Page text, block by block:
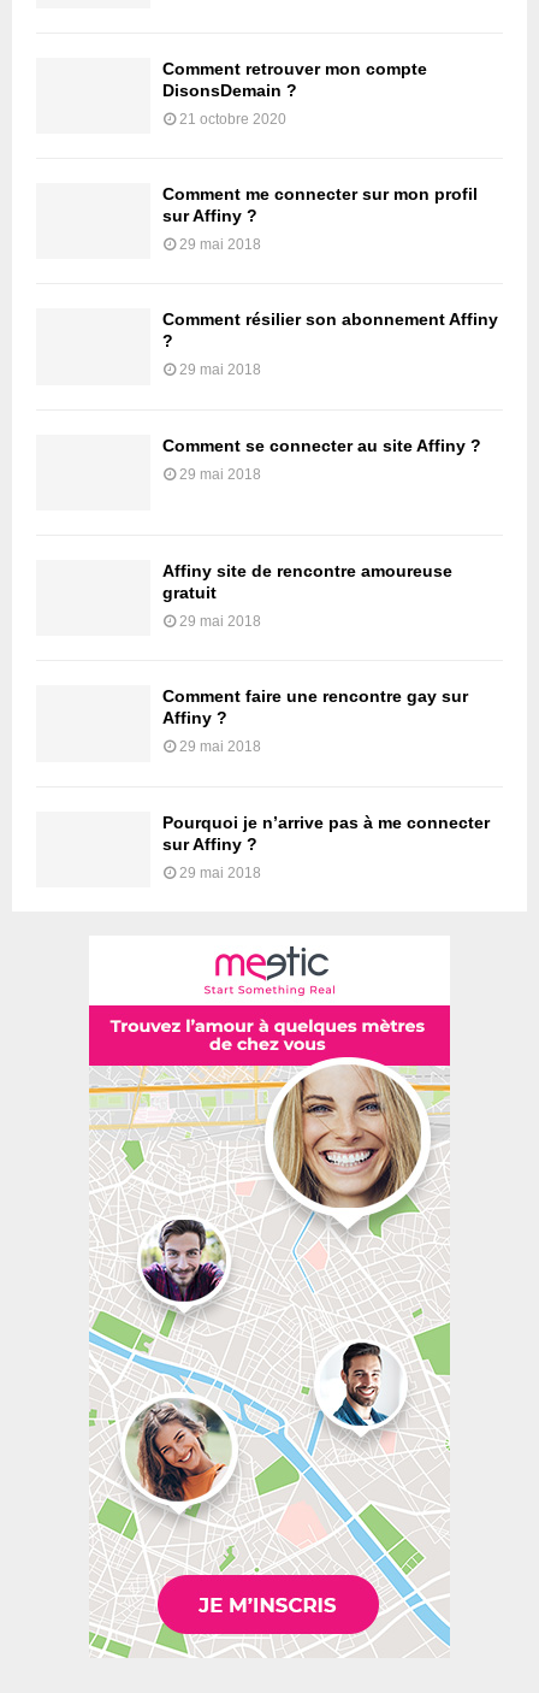
Comment retrouver mon compte
DisonsDemain ?
21 octobre 2020
Comment me connecter sur mon profil
sur Affiny ?
29 mai 2018
Comment résilier son abonnement Affiny
?
29 mai 2018
Comment se connecter au site Affiny ?
29 mai 2018
Affiny site de rencontre amoureuse
gratuit
29 mai 2018
Comment faire une rencontre gay sur
Affiny ?
29 mai 2018
Pourquoi je n’arrive pas à me connecter
sur Affiny ?
29 mai 2018